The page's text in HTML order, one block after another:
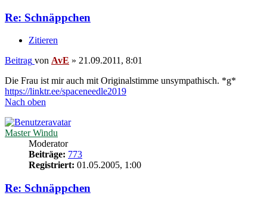
Re: Schnäppchen
Zitieren
Beitrag von AvE » 21.09.2011, 8:01
Die Frau ist mir auch mit Originalstimme unsympathisch. *g*
https://linktr.ee/spaceneedle2019
Nach oben
Master Windu
Moderator
Beiträge: 773
Registriert: 01.05.2005, 1:00
Re: Schnäppchen